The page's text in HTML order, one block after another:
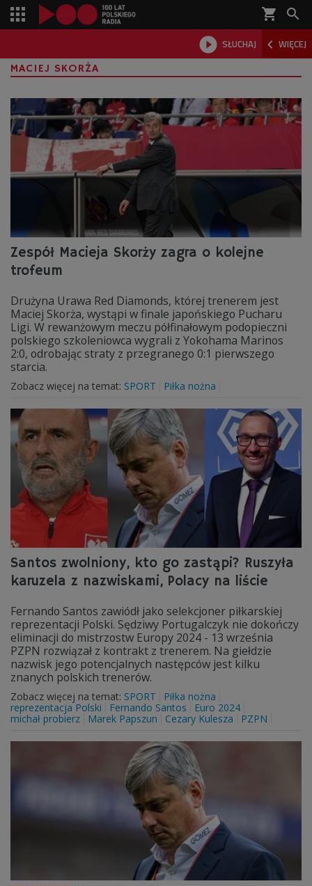
shopping_cart 
 SŁUCHAJ  WIĘCEJ

MACIEJ SKORŻA
Zespół Macieja Skorży zagra o kolejne
trofeum
Drużyna Urawa Red Diamonds, której trenerem jest
Maciej Skorża, wystąpi w finale japońskiego Pucharu
Ligi. W rewanżowym meczu półfinałowym podopieczni
polskiego szkoleniowca wygrali z Yokohama Marinos
2:0, odrobając straty z przegranego 0:1 pierwszego
starcia.
Zobacz więcej na temat: SPORT Piłka nożna
Santos zwolniony, kto go zastąpi? Ruszyła
karuzela z nazwiskami, Polacy na liście
Fernando Santos zawiódł jako selekcjoner piłkarskiej
reprezentacji Polski. Sędziwy Portugalczyk nie dokończy
eliminacji do mistrzostw Europy 2024 - 13 września
PZPN rozwiązał z kontrakt z trenerem. Na giełdzie
nazwisk jego potencjalnych następców jest kilku
znanych polskich trenerów.
Zobacz więcej na temat: SPORT
Piłka nożna
reprezentacja Polski
Fernando Santos
Euro 2024
michał probierz
Marek Papszun Cezary Kulesza PZPN